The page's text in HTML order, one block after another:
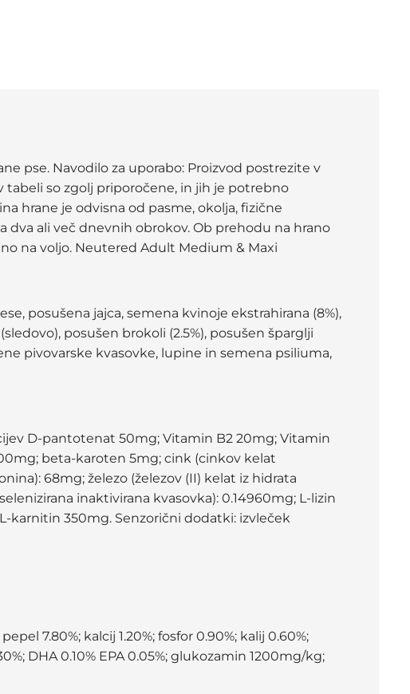
pse. Navodilo za uporabo: Proizvod postrezite v
so zgolj priporočene, in jih je potrebno
hrane je odvisna od pasme, okolja, fizične
ali več dnevnih obrokov. Ob prehodu na hrano
na voljo. Neutered Adult Medium & Maxi
posušena jajca, semena kvinoje ekstrahirana (8%),
posušen brokoli (2.5%), posušen šparglji
pivovarske kvasovke, lupine in semena psiliuma,
D-pantotenat 50mg; Vitamin B2 20mg; Vitamin
beta-karoten 5mg; cink (cinkov kelat
68mg; železo (železov (II) kelat iz hidrata
inaktivirana kvasovka): 0.14960mg; L-lizin
350mg. Senzorični dodatki: izvleček
7.80%; kalcij 1.20%; fosfor 0.90%; kalij 0.60%;
DHA 0.10% EPA 0.05%; glukozamin 1200mg/kg;